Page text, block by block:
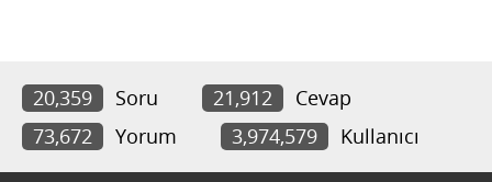
20,359 Soru 21,912
Cevap
73,672
Yorum 3,974,579 Kullanıcı